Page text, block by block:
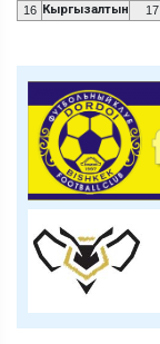
16 Кыргызалтын 17